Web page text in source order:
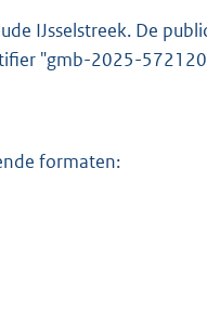
IJsselstreek. De
"gmb-2025-
formaten: